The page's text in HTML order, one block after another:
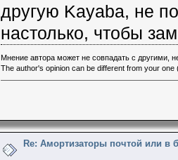
другую Kayaba, не
настолько, чтобы
Мнение автора может не совпадать с другими,
The author's opinion can be different from your
Re: Амортизаторы почтой или в